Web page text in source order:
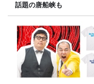
話題の唐船峡も